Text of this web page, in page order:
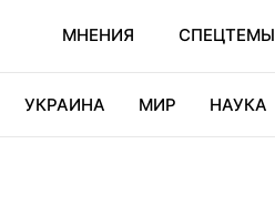
МНЕНИЯ СПЕЦТЕМЫ
УКРАИНА МИР НАУКА